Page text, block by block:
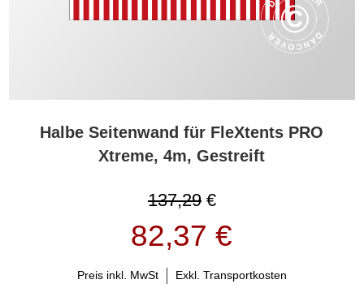
Halbe Seitenwand für FleXtents PRO
Xtreme, 4m, Gestreift
137,29€
82,37 €
Preis inkl. MwSt Exkl. Transportkosten